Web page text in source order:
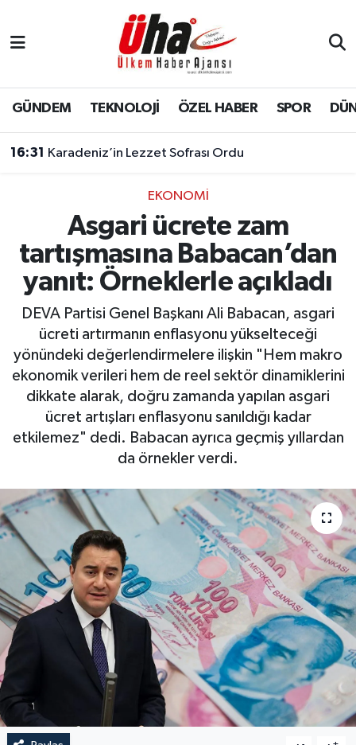
GÜNDEM TEKNOLOJİ ÖZEL HABER SPOR
16:31 Karadeniz’in Lezzet Sofrası Ordu
EKONOMİ
Asgari ücrete zam
tartışmasına Babacan’dan
yanıt: Örneklerle açıkladı
DEVA Partisi Genel Başkanı Ali Babacan, asgari
ücreti artırmanın enflasyonu yükselteceği
yönündeki değerlendirmelere ilişkin "Hem makro
ekonomik verileri hem de reel sektör dinamiklerini
dikkate alarak, doğru zamanda yapılan asgari
ücret artışları enflasyonu sanıldığı kadar
etkilemez" dedi. Babacan ayrıca geçmiş yıllardan
da örnekler verdi.
İstanbul Nöbetçi Eczaneler
İstanbul Hava Durumu
Süper Lig Puan Durumu ve Fikstür
Tüm Manşetler